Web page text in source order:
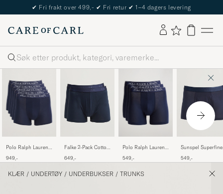
✔ Fri frakt over 499,- ✔ Fri retur ✔ 1–4 dagers levering
Søk
Polo Ralph Lauren
Navy
949,-
Falke 2-Pack Cotton
Midnight
649,-
Polo Ralph Lauren
Navy
549,-
Sunspel Superfine
549,-
KLÆR / UNDERTØY / UNDERBUKSER / TRUNKS